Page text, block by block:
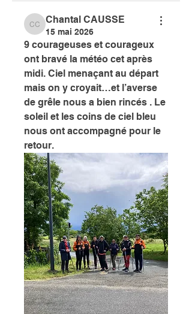
Chantal CAUSSE
Chantal CAUSSE
15 mai 2026
9 courageuses et courageux
ont bravé la météo cet après
midi. Ciel menaçant au départ
mais on y croyait…et l’averse
de grêle nous a bien rincés . Le
soleil et les coins de ciel bleu
nous ont accompagné pour le
retour.